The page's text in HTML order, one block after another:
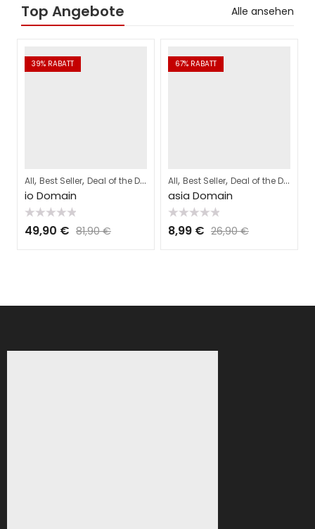
Top Angebote Alle ansehen
39% RABATT
All, Best Seller, Deal of the Day Domains,Webhosting
io Domain
Bewertet
mit
49,90 € 81,90€
67% RABATT
All, Best Seller, Deal of the Day
asia Domain
Bewertet
mit
8,99 € 26,90€